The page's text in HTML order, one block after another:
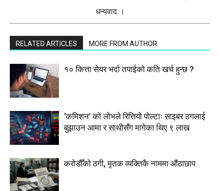
धन्यवाद ।
RELATED ARTICLES MORE FROM AUTHOR
१० कित्ता सेयर भर्दा तपाईको कति खर्च हुन्छ ?
‘कमिशन’ को लोभले रित्तियो पोल्टाः साइबर ठगलाई
बुझाउन आमा र साथीसँग मागेका थिए ९ लाख
करोडौँको ठगी, मृतक व्यक्तिकै नाममा औंठाछाप